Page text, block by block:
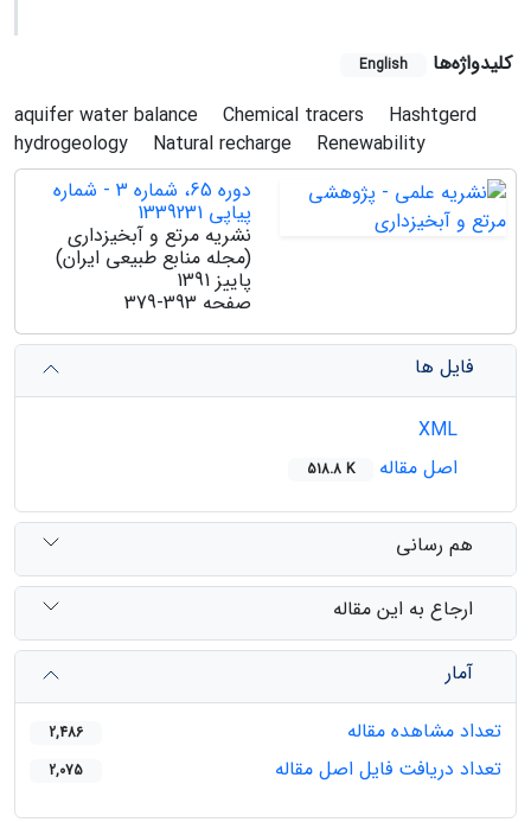
کلیدواژه‌ها English
aquifer water balance Chemical tracers
Hashtgerd
hydrogeology
Natural recharge
Renewability
دوره 65، شماره 3 - شماره
پیاپی 1339231
نشریه مرتع و آبخیزداری
(مجله منابع طبیعی ایران)
پاییز 1391
صفحه 379-393
فایل ها
اصل مقاله
518.8 K
هم رسانی
ارجاع به این مقاله
آمار
تعداد مشاهده مقاله
2,486
تعداد دریافت فایل اصل مقاله 2,075